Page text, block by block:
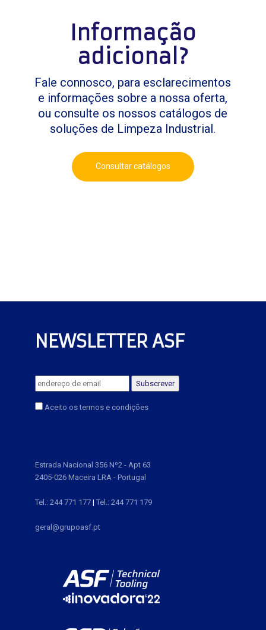
Informação
adicional?
Fale connosco, para esclarecimentos
e informações sobre a nossa oferta,
ou consulte os nossos catálogos de
soluções de Limpeza Industrial.
Consultar catálogos
NEWSLETTER ASF
Aceito os termos e condições
Estrada Nacional 356 Nº2 - Apt 63
2405-026 Maceira LRA - Portugal
Tel.: 244 771 177| Tel.: 244 771 179
geral@grupoasf.pt